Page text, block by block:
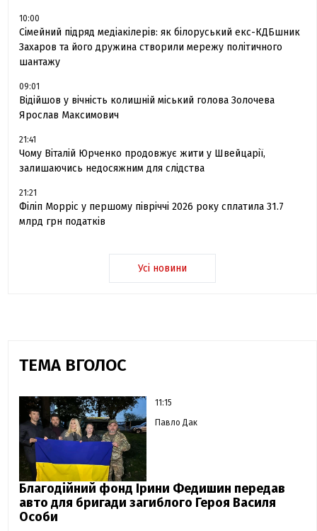
10:00
Сімейний підряд медіакілерів: як білоруський екс-КДБшник
Захаров та його дружина створили мережу політичного
шантажу
09:01
Відійшов у вічність колишній міський голова Золочева
Ярослав Максимович
21:41
Чому Віталій Юрченко продовжує жити у Швейцарії,
залишаючись недосяжним для слідства
21:21
Філіп Морріс у першому півріччі 2026 року сплатила 31.7
млрд грн податків
Усі новини
ТЕМА ВГОЛОС
11:15
Павло Дак
Благодійний фонд Ірини Федишин передав
авто для бригади загиблого Героя Василя
Особи